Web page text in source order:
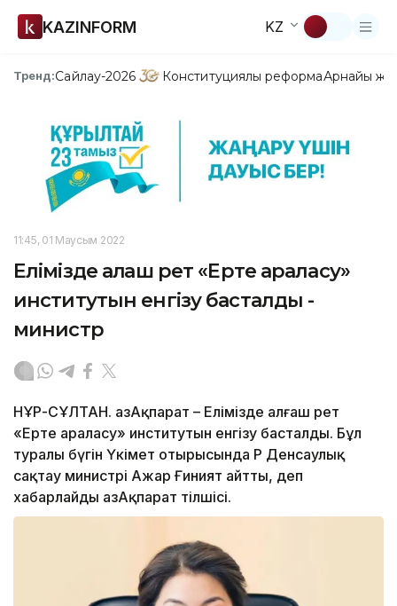
KAZINFORM KZ
Тренд:Сайлау-2026 Конституциялық реформаАрнайы
11:45, 01 Маусым 2022
Елімізде алғаш рет «Ерте араласу»
институтын енгізу басталды -
министр
НҰР-СҰЛТАН. ҚазАқпарат – Елімізде алғаш рет
«Ерте араласу» институтын енгізу басталды. Бұл
туралы бүгін Үкімет отырысында ҚР Денсаулық
сақтау министрі Ажар Ғиният айтты, деп
хабарлайды ҚазАқпарат тілшісі.